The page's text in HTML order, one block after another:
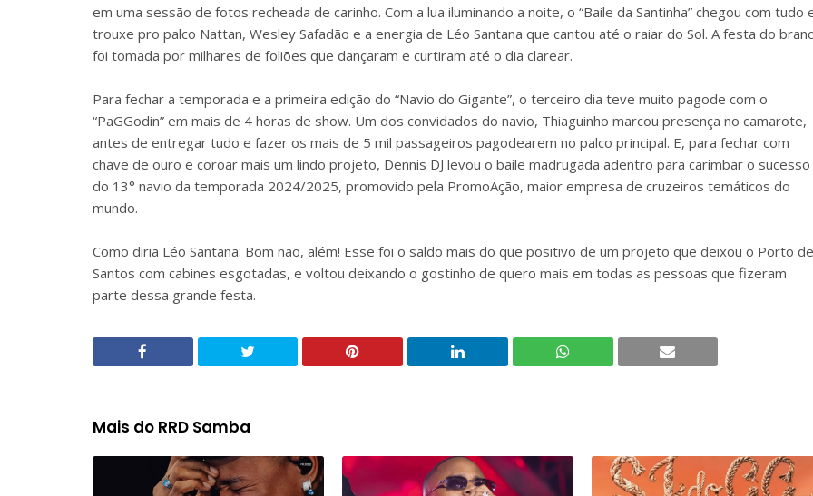
em uma sessão de fotos recheada de carinho. Com a lua iluminando a noite, o “Baile da Santinha” chegou com tudo
trouxe pro palco Nattan, Wesley Safadão e a energia de Léo Santana que cantou até o raiar do Sol. A festa do
foi tomada por milhares de foliões que dançaram e curtiram até o dia clarear.
Para fechar a temporada e a primeira edição do “Navio do Gigante”, o terceiro dia teve muito pagode com o
“PaGGodin” em mais de 4 horas de show. Um dos convidados do navio, Thiaguinho marcou presença no camarote,
antes de entregar tudo e fazer os mais de 5 mil passageiros pagodearem no palco principal. E, para fechar com
chave de ouro e coroar mais um lindo projeto, Dennis DJ levou o baile madrugada adentro para carimbar o sucesso
do 13° navio da temporada 2024/2025, promovido pela PromoAção, maior empresa de cruzeiros temáticos do
mundo.
Como diria Léo Santana: Bom não, além! Esse foi o saldo mais do que positivo de um projeto que deixou o Porto de
Santos com cabines esgotadas, e voltou deixando o gostinho de quero mais em todas as pessoas que fizeram
parte dessa grande festa.
Mais do RRD Samba